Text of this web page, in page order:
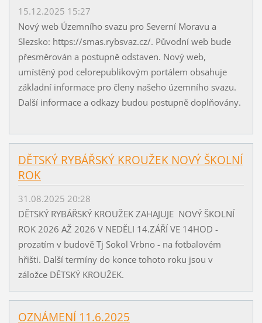
15.12.2025 15:27
Nový web Územního svazu pro Severní Moravu a
Slezsko: https://smas.rybsvaz.cz/. Původní web bude
přesměrován a postupně odstaven. Nový web,
umístěný pod celorepublikovým portálem obsahuje
základní informace pro členy našeho územního svazu.
Další informace a odkazy budou postupně doplňovány.
DĚTSKÝ RYBÁŘSKÝ KROUŽEK NOVÝ ŠKOLNÍ
ROK
31.08.2025 20:28
DĚTSKÝ RYBÁŘSKÝ KROUŽEK ZAHAJUJE NOVÝ ŠKOLNÍ
ROK 2026 AŽ 2026 V NEDĚLI 14.ZÁŘÍ VE 14HOD -
prozatím v budově Tj Sokol Vrbno - na fotbalovém
hřišti. Další termíny do konce tohoto roku jsou v
záložce DĚTSKÝ KROUŽEK.
OZNÁMENÍ 11.6.2025